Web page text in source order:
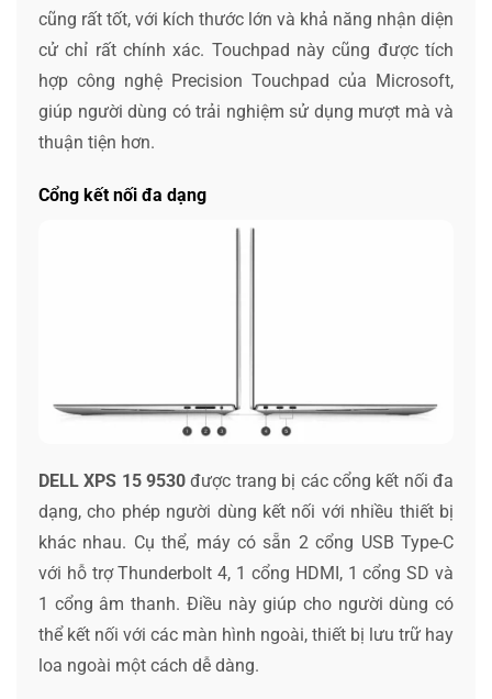
cũng rất tốt, với kích thước lớn và khả năng nhận diện
cử chỉ rất chính xác. Touchpad này cũng được tích
hợp công nghệ Precision Touchpad của Microsoft,
giúp người dùng có trải nghiệm sử dụng mượt mà và
thuận tiện hơn.
Cổng kết nối đa dạng
DELL XPS 15 9530 được trang bị các cổng kết nối đa
dạng, cho phép người dùng kết nối với nhiều thiết bị
khác nhau. Cụ thể, máy có sẵn 2 cổng USB Type-C
với hỗ trợ Thunderbolt 4, 1 cổng HDMI, 1 cổng SD và
1 cổng âm thanh. Điều này giúp cho người dùng có
thể kết nối với các màn hình ngoài, thiết bị lưu trữ hay
loa ngoài một cách dễ dàng.